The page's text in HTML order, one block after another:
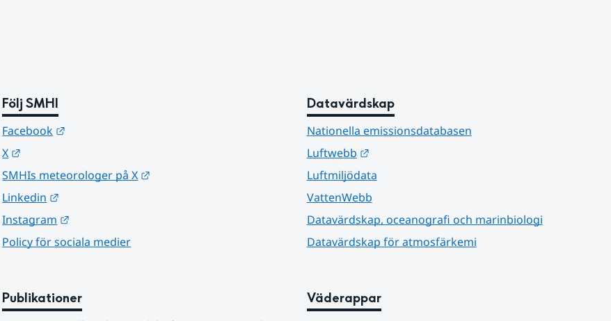
Följ SMHI
Facebook
X
SMHIs meteorologer på X
Linkedin
Instagram
Policy för sociala medier
Datavärdskap
Nationella emissionsdatabasen
Luftwebb
Länk till annan webbplats.
Luftmiljödata
VattenWebb
Datavärdskap, oceanografi och marinbiologi
Datavärdskap för atmosfärkemi
Publikationer Väderappar